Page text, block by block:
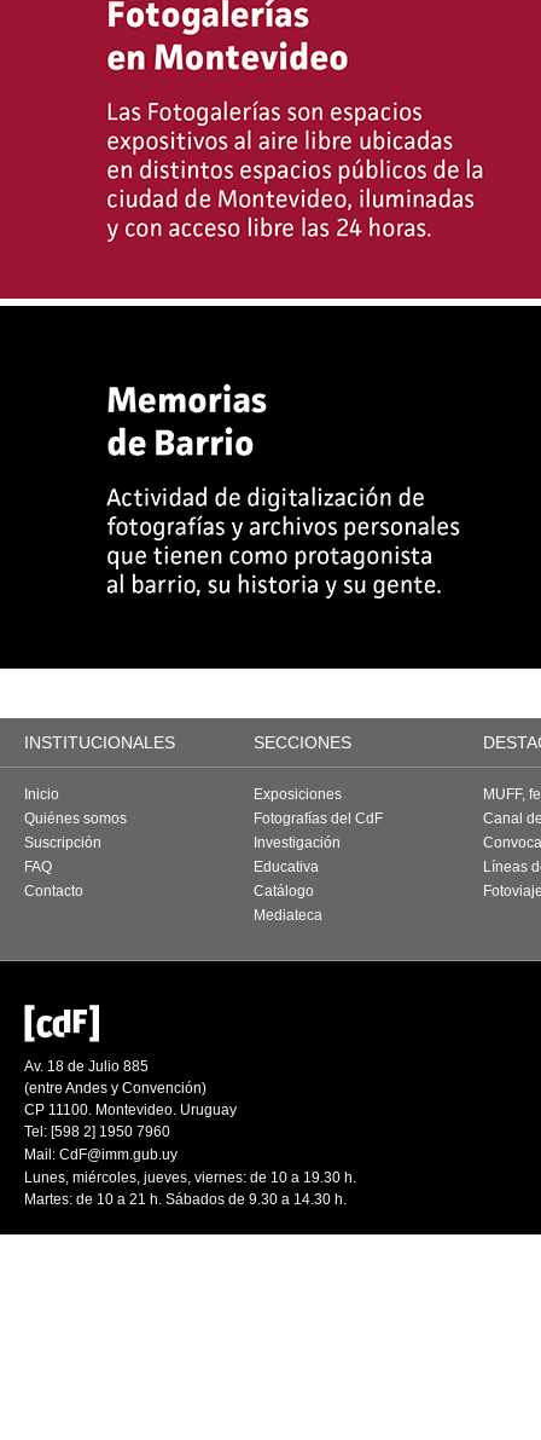
INSTITUCIONALES SECCIONES
Inicio
Quiénes somos
Suscripción
FAQ
Contacto
Exposiciones
Fotografías del CdF
Investigación
Educativa
Catálogo
Mediateca
MUFF,
Canal
Líneas
Av. 18 de Julio 885
(entre Andes y Convención)
CP 11100. Montevideo. Uruguay
Tel: [598 2] 1950 7960
Mail: CdF@imm.gub.uy
Lunes, miércoles, jueves, viernes: de 10 a 19.30 h.
Martes: de 10 a 21 h. Sábados de 9.30 a 14.30 h.